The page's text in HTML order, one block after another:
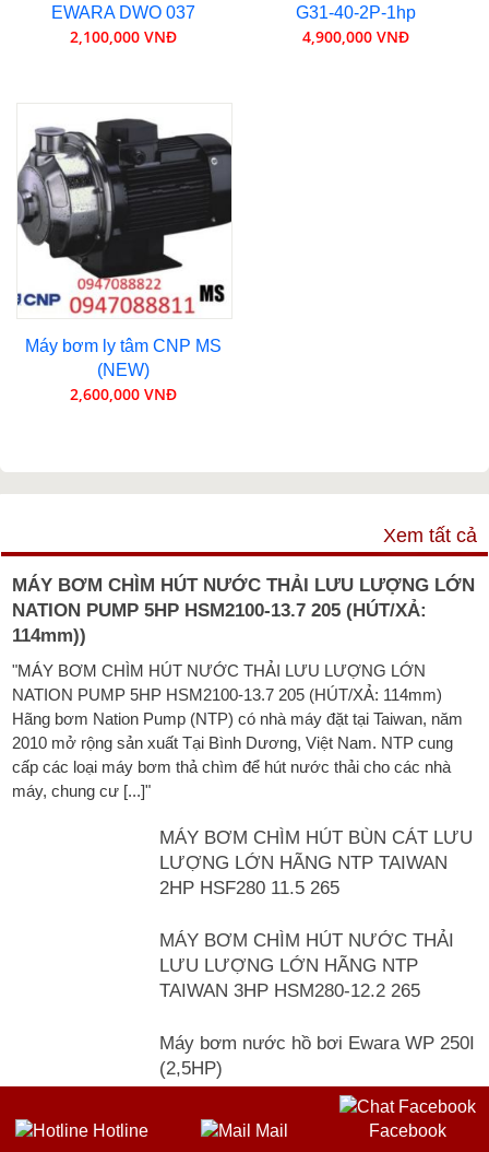
Hotline Mail Facebook
EWARA DWO 037
2,100,000 VNĐ
G31-40-2P-1hp
4,900,000 VNĐ
Máy bơm ly tâm CNP MS
(NEW)
2,600,000 VNĐ
Xem tất cả
MÁY BƠM CHÌM HÚT NƯỚC THẢI LƯU LƯỢNG LỚN
NATION PUMP 5HP HSM2100-13.7 205 (HÚT/XẢ:
114mm))
"MÁY BƠM CHÌM HÚT NƯỚC THẢI LƯU LƯỢNG LỚN
NATION PUMP 5HP HSM2100-13.7 205 (HÚT/XẢ: 114mm)
Hãng bơm Nation Pump (NTP) có nhà máy đặt tại Taiwan, năm
2010 mở rộng sản xuất Tại Bình Dương, Việt Nam. NTP cung
cấp các loại máy bơm thả chìm để hút nước thải cho các nhà
máy, chung cư [...]"
MÁY BƠM CHÌM HÚT BÙN CÁT LƯU
LƯỢNG LỚN HÃNG NTP TAIWAN
2HP HSF280 11.5 265
MÁY BƠM CHÌM HÚT NƯỚC THẢI
LƯU LƯỢNG LỚN HÃNG NTP
TAIWAN 3HP HSM280-12.2 265
Máy bơm nước hồ bơi Ewara WP 250I
(2,5HP)
Máy bơm hồ bơi Ewara SCPB 200E